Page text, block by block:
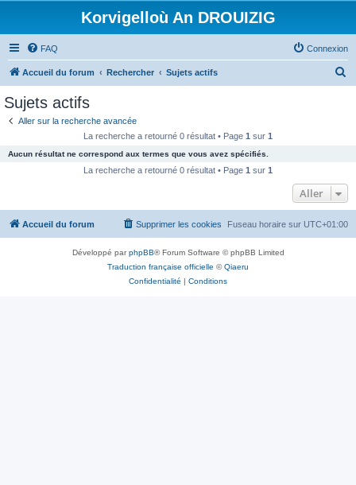
Korvigelloù An DROUIZIG
FAQ Connexion
Accueil du forum Rechercher Sujets actifs
c
e
Sujets actifs
Aller sur la recherche avancée
La recherche a retourné 0 résultat • Page 1 sur 1
Aucun résultat ne correspond aux termes que vous avez spécifiés.
La recherche a retourné 0 résultat • Page 1 sur 1
Aller
Accueil du forum Fuseau horaire sur UTC+01:00
Supprimer les cookies
Développé parphpBB® Forum Software © phpBB Limited
Traduction française officielle ©Qiaeru
Confidentialité | Conditions